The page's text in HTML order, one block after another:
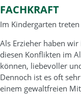
FACHKRAFT
Im Kindergarten
Als Erzieher haben
diesen Konflikten im
können, liebevoller
Dennoch ist es oft
einem gewaltfreien